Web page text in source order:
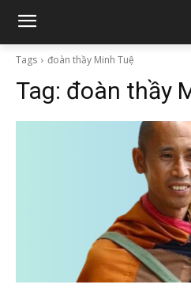
Tags đoàn thầy Minh Tuệ
Tag: đoàn thầy